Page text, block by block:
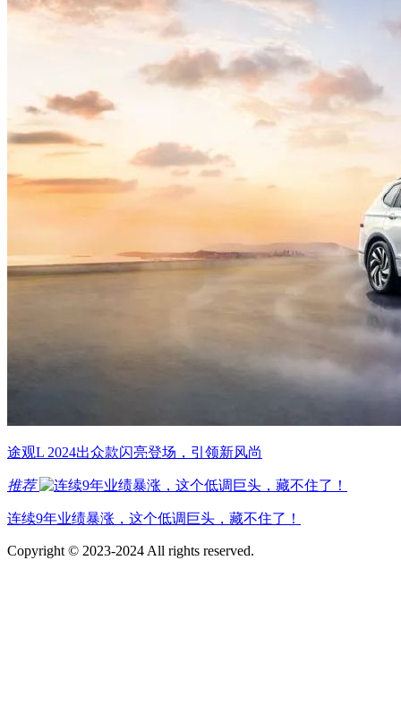
途观L 2024出众款闪亮登场，引领新风尚
推荐
连续9年业绩暴涨，这个低调巨头，藏不住了！
Copyright © 2023-2024 All rights reserved.